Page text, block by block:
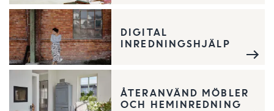
DIGITAL
INREDNINGSHJÄLP
ÅTERANVÄND MÖBLER
OCH HEMINREDNING